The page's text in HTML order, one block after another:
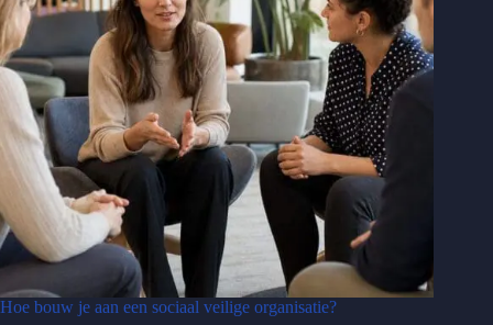
Hoe bouw je aan een sociaal veilige organisatie?